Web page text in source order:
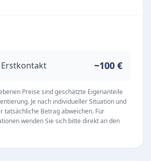
versorgen.
liegt auf der
Kernkompetenzen zählen:
für ein
Leben im Alter
zur Entlastung von
~100 €
Preise sind geschätzte Eigenanteile
Je nach individueller Situation und
tatsächliche Betrag abweichen. Für
wenden Sie sich bitte direkt an den